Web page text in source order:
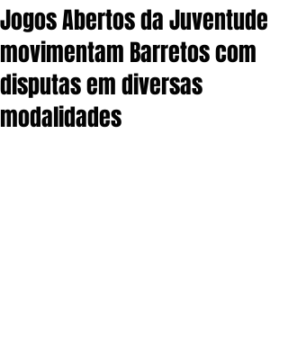
Jogos Abertos da Juventude
movimentam Barretos com
disputas em diversas
modalidades